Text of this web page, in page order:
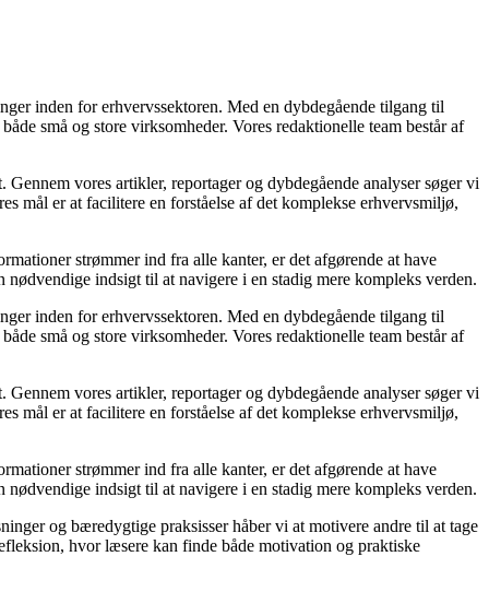
inden for erhvervssektoren. Med en dybdegående tilgang til
små og store virksomheder. Vores redaktionelle team består af
vores artikler, reportager og dybdegående analyser søger vi
mål er at facilitere en forståelse af det komplekse erhvervsmiljø,
strømmer ind fra alle kanter, er det afgørende at have
indsigt til at navigere i en stadig mere kompleks verden.
inden for erhvervssektoren. Med en dybdegående tilgang til
små og store virksomheder. Vores redaktionelle team består af
vores artikler, reportager og dybdegående analyser søger vi
mål er at facilitere en forståelse af det komplekse erhvervsmiljø,
strømmer ind fra alle kanter, er det afgørende at have
indsigt til at navigere i en stadig mere kompleks verden.
og bæredygtige praksisser håber vi at motivere andre til at tage
hvor læsere kan finde både motivation og praktiske